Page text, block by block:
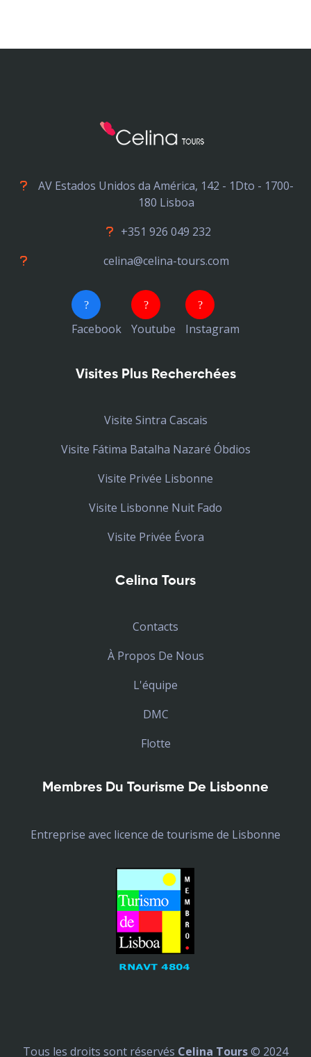
AV Estados Unidos da América, 142 - 1Dto - 1700-
180 Lisboa
+351 926 049 232
celina@celina-tours.com
Facebook Youtube Instagram
Visites Plus Recherchées
Visite Sintra Cascais
Visite Fátima Batalha Nazaré Óbdios
Visite Privée Lisbonne
Visite Lisbonne Nuit Fado
Visite Privée Évora
Celina Tours
Contacts
À Propos De Nous
L'équipe
DMC
Flotte
Membres Du Tourisme De Lisbonne
Entreprise avec licence de tourisme de Lisbonne
Tous les droits sont réservés Celina Tours© 2024